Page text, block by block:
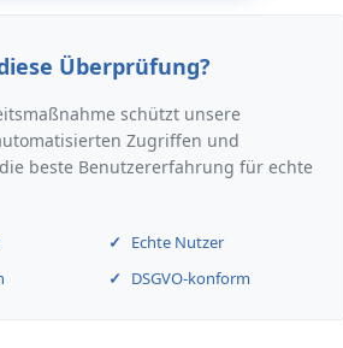
Überprüfung?
schützt unsere
Zugriffen und
beste Benutzererfahrung für echte
Echte Nutzer
DSGVO-konform